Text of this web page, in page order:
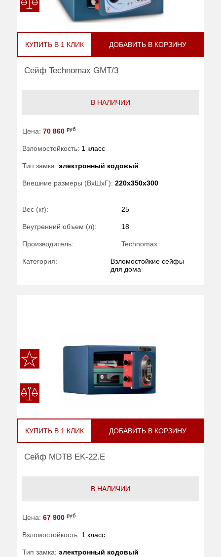
КУПИТЬ В 1 КЛИК ДОБАВИТЬ В КОРЗИНУ
Сейф Technomax GMT/3
В НАЛИЧИИ
Цена: 70 860 руб
Взломостойкость: 1 класс
Тип замка: электронный кодовый
Внешние размеры (ВхШхГ): 220x350x300
Вес (кг): 25
Внутренний объем (л): 18
Производитель: Technomax
Категория:
Взломостойкие сейфы
для дома
КУПИТЬ В 1 КЛИК ДОБАВИТЬ В КОРЗИНУ
Сейф MDTB EK-22.E
В НАЛИЧИИ
Цена: 67 900 руб
Взломостойкость: 1 класс
Тип замка: электронный кодовый